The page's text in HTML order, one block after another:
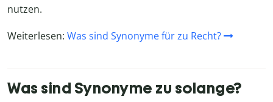
nutzen.
Weiterlesen: Was sind Synonyme für zu Recht?
Was sind Synonyme zu solange?